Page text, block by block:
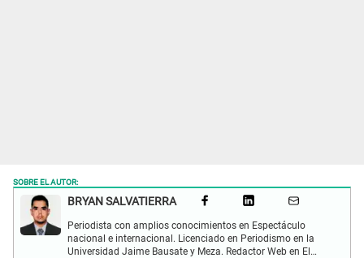
SOBRE EL AUTOR:
BRYAN SALVATIERRA
Periodista con amplios conocimientos en Espectáculo
nacional e internacional. Licenciado en Periodismo en la
Universidad Jaime Bausate y Meza. Redactor Web en El